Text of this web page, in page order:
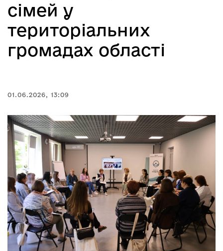
сімей у
територіальних
громадах області
01.06.2026, 13:09